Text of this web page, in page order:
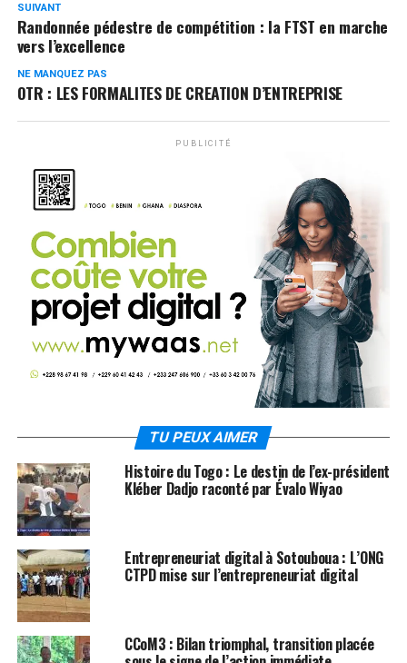
SUIVANT
Randonnée pédestre de compétition : la FTST en marche
vers l’excellence
NE MANQUEZ PAS
OTR : LES FORMALITES DE CREATION D’ENTREPRISE
PUBLICITÉ
TU PEUX AIMER
Histoire du Togo : Le destin de l’ex-président
Kléber Dadjo raconté par Évalo Wiyao
Entrepreneuriat digital à Sotouboua : L’ONG
CTPD mise sur l’entrepreneuriat digital
CCoM3 : Bilan triomphal, transition placée